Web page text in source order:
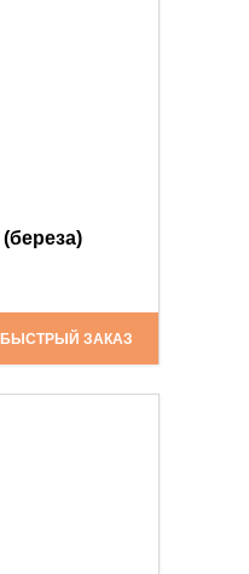
БЫСТРЫЙ ЗАКАЗ